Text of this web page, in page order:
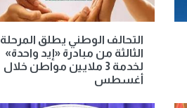
التحالف الوطني يطلق المرحلة
الثالثة من مبادرة «إيد واحدة»
لخدمة 3 ملايين مواطن خلال
أغسطس